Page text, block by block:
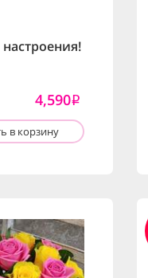
4,590i
в корзину